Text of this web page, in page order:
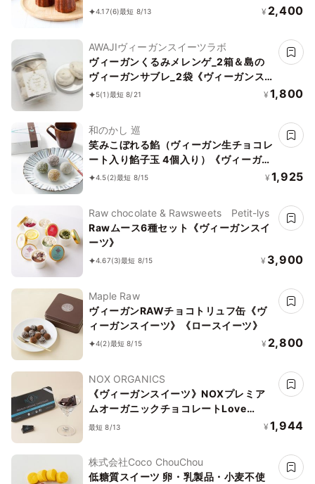
4.17(6)最短 8/13 ¥ 2,400
AWAJIヴィーガンスイーツラボ
ヴィーガンくるみメレンゲ_2箱＆島の
ヴィーガンサブレ_2袋《ヴィーガンス
イーツ》《グルテンフリー》《アレルギ
5(1)最短 8/21 ¥ 1,800
和のかし 巡
笑みこぼれる餡（ヴィーガン生チョコレ
ート入り餡子玉 4個入り）《ヴィーガン
スイーツ》
4.5(2)最短 8/15 ¥ 1,925
Raw chocolate & Rawsweets Petit-lys
Rawムース6種セット《ヴィーガンスイ
ーツ》
4.67(3)最短 8/15 ¥ 3,900
Maple Raw
ヴィーガンRAWチョコトリュフ缶《ヴ
ィーガンスイーツ》《ロースイーツ》
4(2)最短 8/15 ¥ 2,800
NOX ORGANICS
《ヴィーガンスイーツ》NOXプレミア
ムオーガニックチョコレートLove
Editionアーモンド＆チアシード12粒
最短 8/13 ¥ 1,944
株式会社Coco ChouChou
低糖質スイーツ 卵・乳製品・小麦不使